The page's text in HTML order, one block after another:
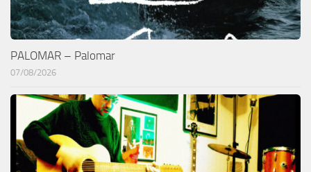
PALOMAR – Palomar
07/08/2026